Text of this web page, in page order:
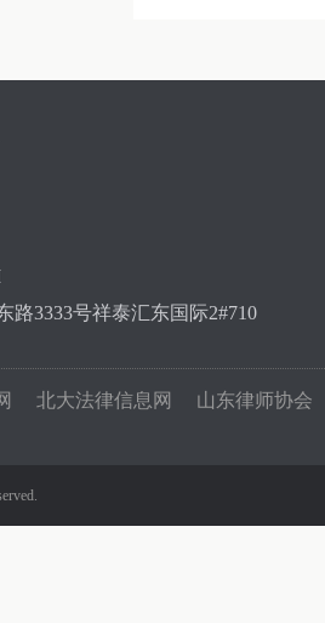
路3333号祥泰汇东国际2#710
北大法律信息网 山东律师协会